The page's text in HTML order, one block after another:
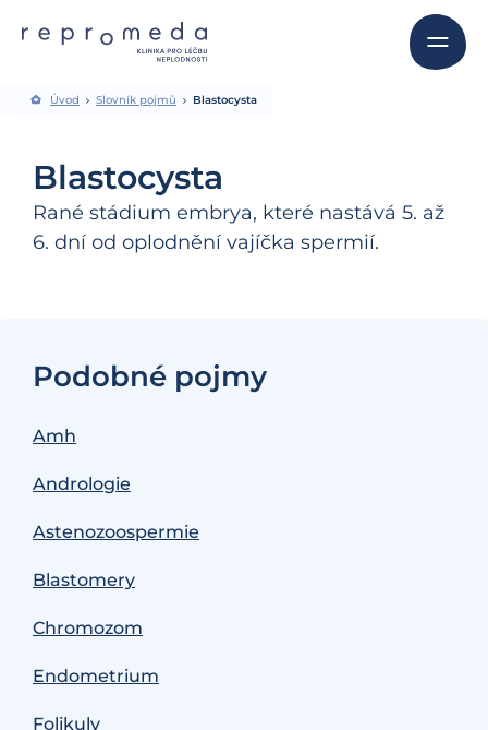
Úvod Slovník pojmů Blastocysta
Blastocysta
Rané stádium embrya, které nastává 5. až
6. dní od oplodnění vajíčka spermií.
Podobné pojmy
Amh
Andrologie
Astenozoospermie
Blastomery
Chromozom
Endometrium
Folikuly